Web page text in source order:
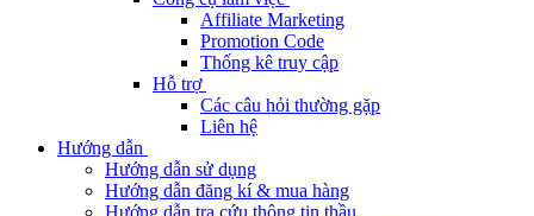
Affiliate Marketing
Promotion Code
Thống kê truy cập
Hỗ trợ
Các câu hỏi thường gặp
Liên hệ
Hướng dẫn
Hướng dẫn sử dụng
Hướng dẫn đăng kí & mua hàng
Hướng dẫn tra cứu thông tin thầu